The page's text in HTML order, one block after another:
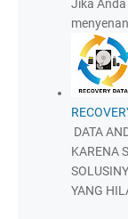
Jika
DATA
KARENA
YANG